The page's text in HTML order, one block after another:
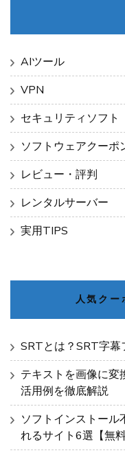
AIツール
VPN
セキュリティソフト
ソフトウェアクーポ
レビュー・評判
レンタルサーバー
実用TIPS
人気ク
SRTとは？SRT字
テキストを画像に変
活用例を徹底解説
ソフトインストー
れるサイト6選【無料